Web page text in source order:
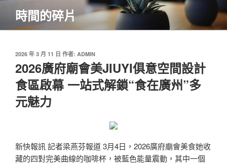
主
時間的碎片
發
於
2026 年 3 月 11 日 作者: ADMIN
2026廣府廟會美JIUYI俱意空間設計
食區啟幕 一站式解鎖“食在廣州”多
元魅力
新快報訊 記者梁燕芬報道 3月4日，2026廣府廟會美食她收
藏的四對完美曲線的咖啡杯，被藍色能量震動，其中一個